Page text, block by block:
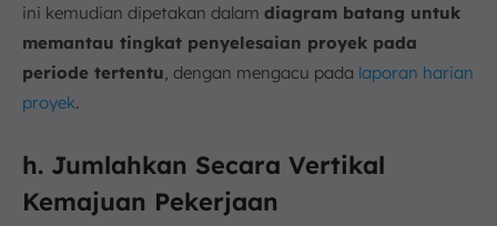
ini kemudian dipetakan dalam diagram batang untuk
memantau tingkat penyelesaian proyek pada
periode tertentu , dengan mengacu pada laporan harian
proyek.
h. Jumlahkan Secara Vertikal
Kemajuan Pekerjaan